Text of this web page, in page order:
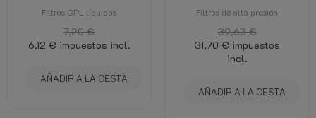
Filtros GPL líquidos
7,20 €
6,12 € impuestos incl.
AÑADIR A LA CESTA
Filtros de alta presión
39,63 €
31,70 € impuestos
incl.
AÑADIR A LA CESTA